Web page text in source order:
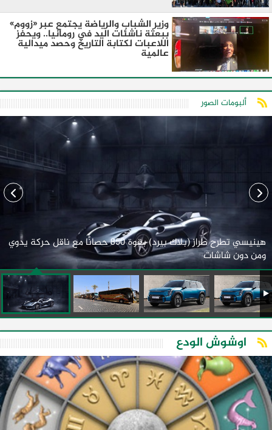
وزير الشباب والرياضة يجتمع عبر «زووم»
ببعثة ناشئات اليد في رومانيا.. ويحفز
اللاعبات لكتابة التاريخ وحصد ميدالية
عالمية
ألبومات الصور
هينيسي تطرح طراز (بلاك بيرد) بقوة 850 حصانًا مع ناقل حركة يدوي
ومن دون شاشات
اوشوش الودع